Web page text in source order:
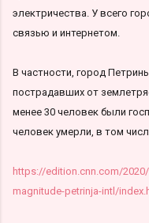
электричества. У всего
связью и интернетом.
В частности, город
пострадавших от
менее 30 человек были
человек умерли, в том
https://edition.cnn.com/
magnitude-petrinja-intl/